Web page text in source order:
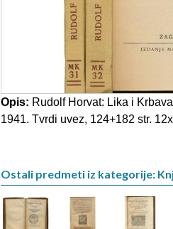
Opis: Rudolf Horvat: Lika i
1941. Tvrdi uvez, 124+182 str.
Ostali predmeti iz kategorije: